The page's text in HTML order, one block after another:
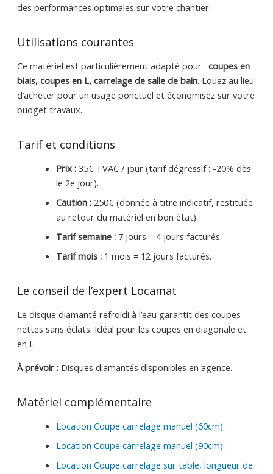
des performances optimales sur votre chantier.
Utilisations courantes
Ce matériel est particulièrement adapté pour : coupes en
biais, coupes en L, carrelage de salle de bain. Louez au lieu
d’acheter pour un usage ponctuel et économisez sur votre
budget travaux.
Tarif et conditions
Prix :35€ TVAC / jour (tarif dégressif : -20% dès
le 2e jour).
Caution :250€ (donnée à titre indicatif, restituée
au retour du matériel en bon état).
Tarif semaine :7 jours = 4 jours facturés.
Tarif mois :1 mois = 12 jours facturés.
Le conseil de l’expert Locamat
Le disque diamanté refroidi à l’eau garantit des coupes
nettes sans éclats. Idéal pour les coupes en diagonale et
en L.
À prévoir :Disques diamantés disponibles en agence.
Matériel complémentaire
Location Coupe carrelage manuel (60cm)
Location Coupe carrelage manuel (90cm)
Location Coupe carrelage sur table, longueur de